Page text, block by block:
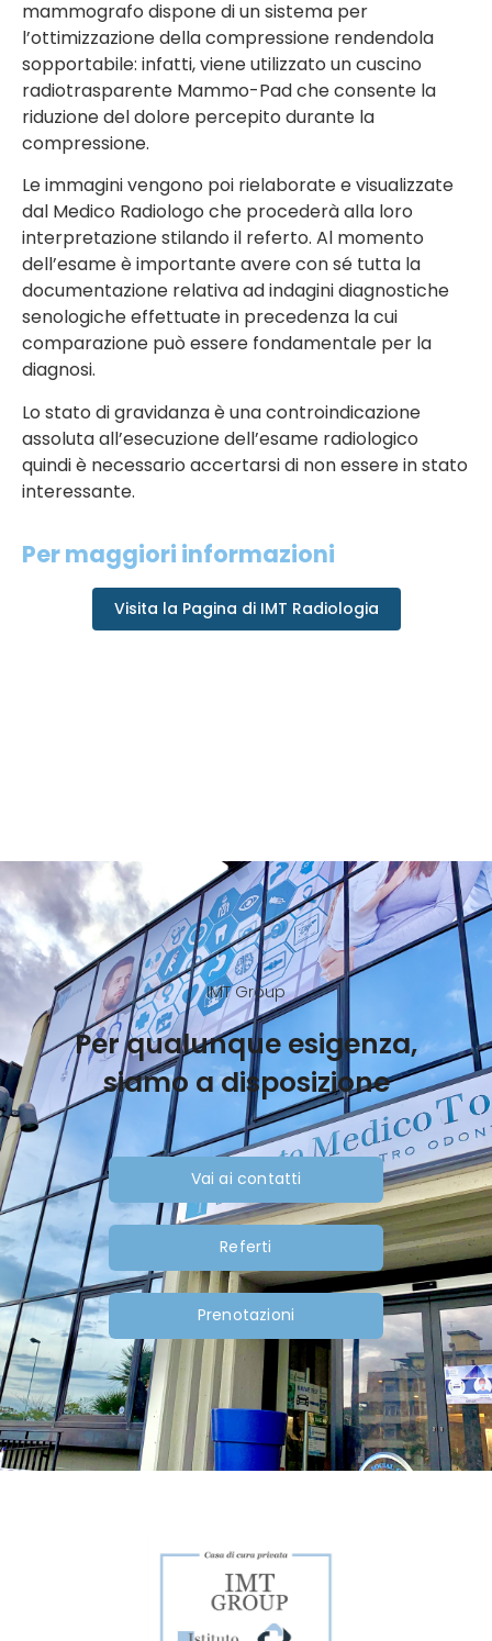
mammografo dispone di un sistema per
l’ottimizzazione della compressione rendendola
sopportabile: infatti, viene utilizzato un cuscino
radiotrasparente Mammo-Pad che consente la
riduzione del dolore percepito durante la
compressione.
Le immagini vengono poi rielaborate e visualizzate
dal Medico Radiologo che procederà alla loro
interpretazione stilando il referto. Al momento
dell’esame è importante avere con sé tutta la
documentazione relativa ad indagini diagnostiche
senologiche effettuate in precedenza la cui
comparazione può essere fondamentale per la
diagnosi.
Lo stato di gravidanza è una controindicazione
assoluta all’esecuzione dell’esame radiologico
quindi è necessario accertarsi di non essere in stato
interessante.
Per maggiori informazioni
Visita la Pagina di IMT Radiologia
IMT Group
Per qualunque esigenza,
siamo a disposizione
Vai ai contatti
Referti
Prenotazioni